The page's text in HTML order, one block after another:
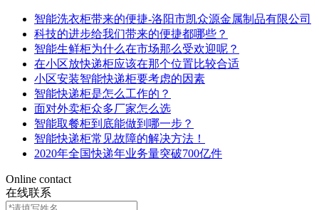
智能洗衣柜带来的便捷-洛阳市凯众源金属制品有限公司
科技的进步给我们带来的便捷都哪些？
智能生鲜柜为什么在市场那么受欢迎呢？
在小区放快递柜应该在那个位置比较合适
小区安装智能快递柜要考虑的因素
智能快递柜是怎么工作的？
面对外卖柜众多厂家怎么选
智能取餐柜到底能做到哪一步？
智能快递柜常见故障的解决方法！
2020年全国快递年业务量突破700亿件
Online contact
在线联系